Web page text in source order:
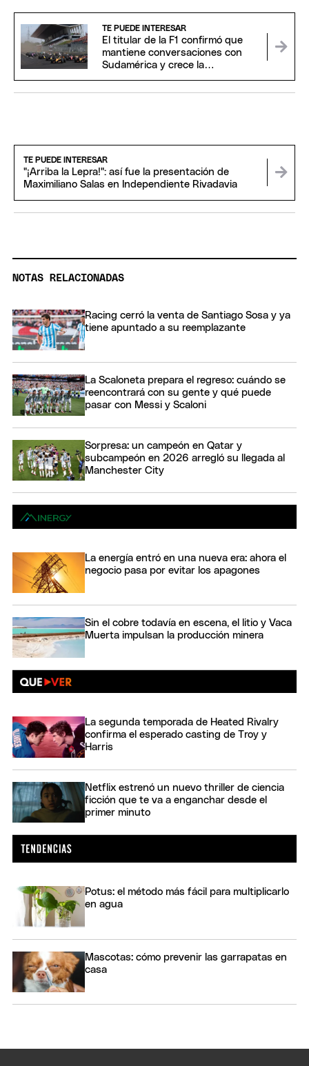
TE PUEDE INTERESAR
El titular de la F1 confirmó que
mantiene conversaciones con
Sudamérica y crece la
TE PUEDE INTERESAR
"¡Arriba la Lepra!": así fue la presentación de
Maximiliano Salas en Independiente Rivadavia
NOTAS RELACIONADAS
Racing cerró la venta de Santiago Sosa y ya
tiene apuntado a su reemplazante
La Scaloneta prepara el regreso: cuándo se
reencontrará con su gente y qué puede
pasar con Messi y Scaloni
Sorpresa: un campeón en Qatar y
subcampeón en 2026 arregló su llegada al
Manchester City
La energía entró en una nueva era: ahora el
negocio pasa por evitar los apagones
Sin el cobre todavía en escena, el litio y Vaca
Muerta impulsan la producción minera
La segunda temporada de Heated Rivalry
confirma el esperado casting de Troy y
Harris
Netflix estrenó un nuevo thriller de ciencia
ficción que te va a enganchar desde el
primer minuto
Potus: el método más fácil para multiplicarlo
en agua
Mascotas: cómo prevenir las garrapatas en
casa